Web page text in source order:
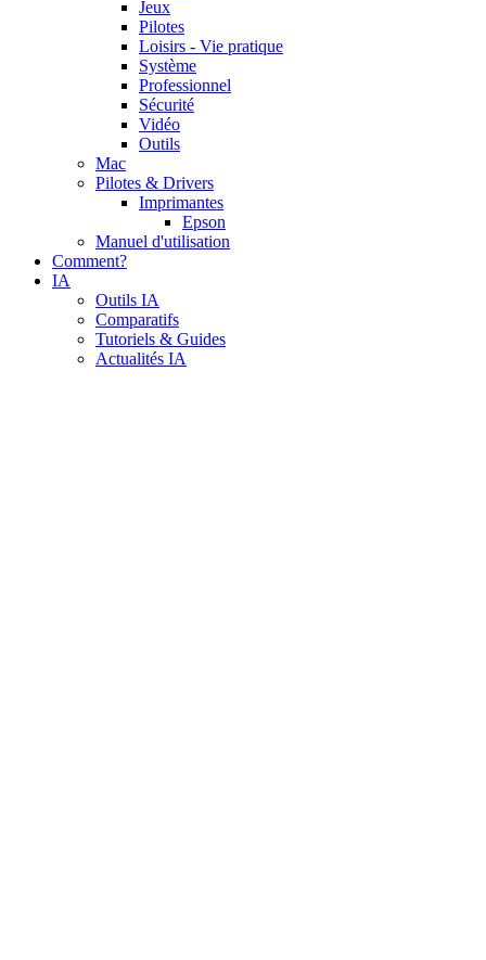
Jeux
Pilotes
Loisirs - Vie pratique
Système
Professionnel
Sécurité
Vidéo
Outils
Mac
Pilotes & Drivers
Imprimantes
Epson
Manuel d'utilisation
Comment?
IA
Outils IA
Comparatifs
Tutoriels & Guides
Actualités IA